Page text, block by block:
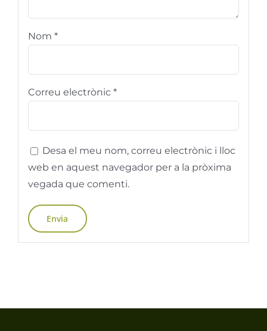
Nom *
Correu electrònic *
Desa el meu nom, correu electrònic i lloc
web en aquest navegador per a la pròxima
vegada que comenti.